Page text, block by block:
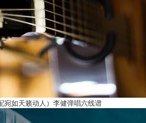
宛如天籁动人）李健弹唱六线谱